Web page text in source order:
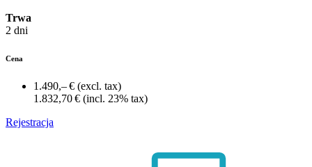
Trwa
2 dni
Cena
1.490,– € (excl. tax)
1.832,70 € (incl. 23% tax)
Rejestracja